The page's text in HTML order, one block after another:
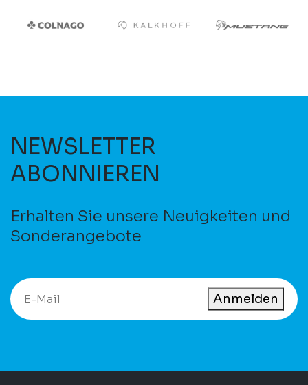
NEWSLETTER
ABONNIEREN
Erhalten Sie unsere Neuigkeiten und
Sonderangebote
Anmelden